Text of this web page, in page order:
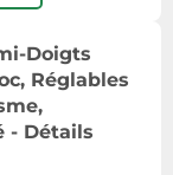
Doigts
Réglables
- Détails